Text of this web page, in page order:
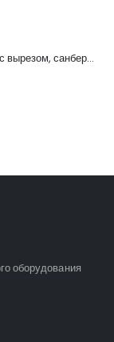
C901T-BS Акустическая гитара, с вырезом, санберст, Caraya
оборудования